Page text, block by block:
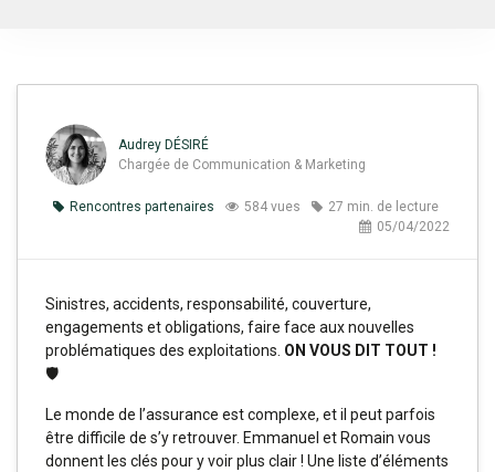
Audrey DÉSIRÉ
Chargée de Communication & Marketing
Rencontres partenaires 584 vues
27 min. de lecture
05/04/2022
Sinistres, accidents, responsabilité, couverture,
engagements et obligations, faire face aux nouvelles
problématiques des exploitations. ON VOUS DIT TOUT !
🛡️
Le monde de l’assurance est complexe, et il peut parfois
être difficile de s’y retrouver. Emmanuel et Romain vous
donnent les clés pour y voir plus clair ! Une liste d’éléments